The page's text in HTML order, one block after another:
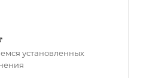
установленных